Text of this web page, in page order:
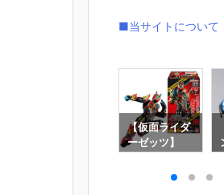
■当サイトについて
【仮面ライダ
ーゼッツ】
イダーゼッツ